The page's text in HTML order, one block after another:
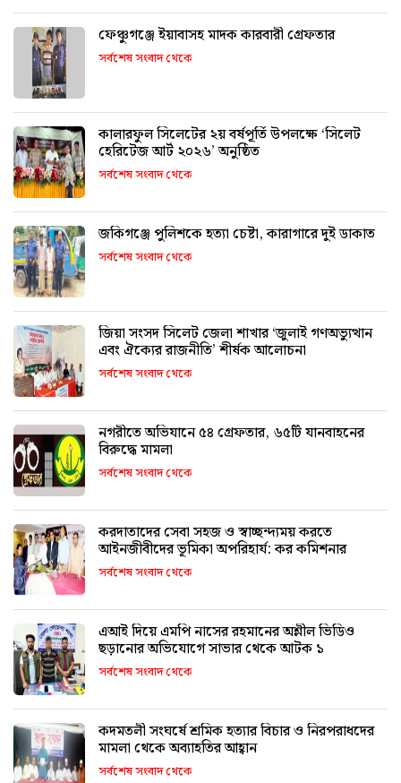
ফেঞ্চুগঞ্জে ইয়াবাসহ মাদক কারবারী গ্রেফতার
সর্বশেষ সংবাদ থেকে
কালারফুল সিলেটের ২য় বর্ষপূর্তি উপলক্ষে ‘সিলেট
হেরিটেজ আর্ট ২০২৬’ অনুষ্ঠিত
সর্বশেষ সংবাদ থেকে
জকিগঞ্জে পুলিশকে হত্যা চেষ্টা, কারাগারে দুই ডাকাত
সর্বশেষ সংবাদ থেকে
জিয়া সংসদ সিলেট জেলা শাখার ‘জুলাই গণঅভ্যুত্থান
এবং ঐক্যের রাজনীতি’ শীর্ষক আলোচনা
সর্বশেষ সংবাদ থেকে
নগরীতে অভিযানে ৫৪ গ্রেফতার, ৬৫টি যানবাহনের
বিরুদ্ধে মামলা
সর্বশেষ সংবাদ থেকে
করদাতাদের সেবা সহজ ও স্বাচ্ছন্দ্যময় করতে
আইনজীবীদের ভূমিকা অপরিহার্য: কর কমিশনার
সর্বশেষ সংবাদ থেকে
এআই দিয়ে এমপি নাসের রহমানের অশ্লীল ভিডিও
ছড়ানোর অভিযোগে সাভার থেকে আটক ১
সর্বশেষ সংবাদ থেকে
কদমতলী সংঘর্ষে শ্রমিক হত্যার বিচার ও নিরপরাধদের
মামলা থেকে অব্যাহতির আহ্বান
সর্বশেষ সংবাদ থেকে